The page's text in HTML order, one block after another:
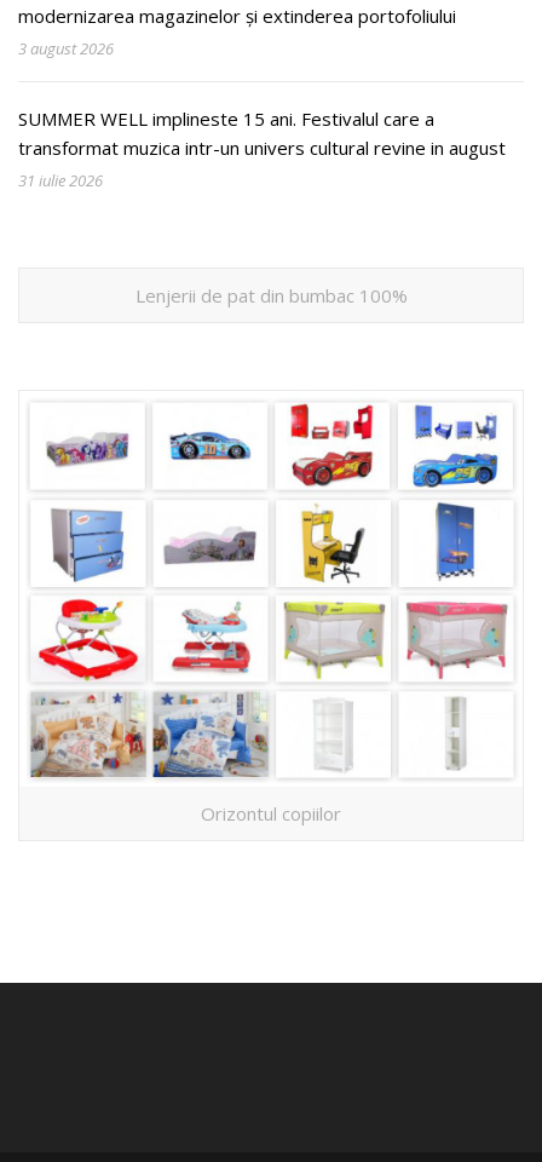
modernizarea magazinelor și extinderea portofoliului
3 august 2026
SUMMER WELL implineste 15 ani. Festivalul care a
transformat muzica intr-un univers cultural revine in august
31 iulie 2026
Lenjerii de pat din bumbac 100%
Orizontul copiilor